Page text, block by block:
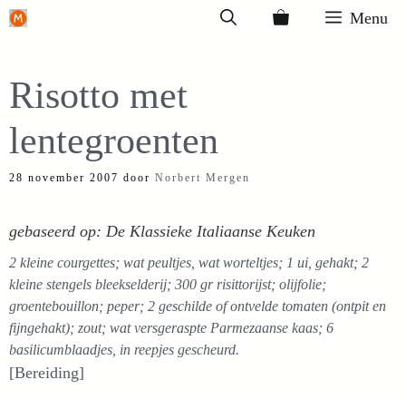
Ga
inhoud
Menu
Risotto met
lentegroenten
28 november 2007 door Norbert Mergen
gebaseerd op: De Klassieke Italiaanse Keuken
2 kleine courgettes; wat peultjes, wat worteltjes; 1 ui, gehakt; 2
kleine stengels bleekselderij; 300 gr risittorijst; olijfolie;
groentebouillon; peper; 2 geschilde of ontvelde tomaten (ontpit en
fijngehakt); zout; wat versgeraspte Parmezaanse kaas; 6
basilicumblaadjes, in reepjes gescheurd.
[Bereiding]